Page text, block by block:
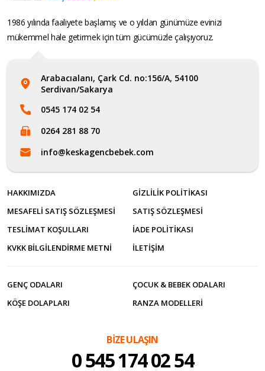
1986 yılında faaliyete başlamış ve o yıldan günümüze evinizi
mükemmel hale getirmek için tüm gücümüzle çalışıyoruz.
Arabacıalanı, Çark Cd. no:156/A, 54100
Serdivan/Sakarya
0545 174 02 54
0264 281 88 70
info@keskagencbebek.com
HAKKIMIZDA
GIZLILIK POLITIKASI
MESAFELI SATIŞ SÖZLEŞMESI
SATIŞ SÖZLEŞMESI
TESLIMAT KOŞULLARI
İADE POLITIKASI
KVKK BILGILENDIRME METNI
İLETİŞİM
GENÇ ODALARI
ÇOCUK & BEBEK ODALARI
KÖŞE DOLAPLARI
RANZA MODELLERI
BİZE ULAŞIN
0 545 174 02 54